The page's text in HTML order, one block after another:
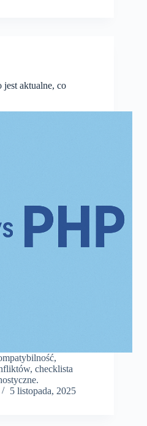
jest aktualne, co
checklista
5 listopada, 2025